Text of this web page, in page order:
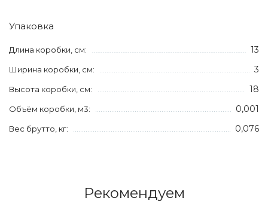
Упаковка
Длина коробки, см: 13
Ширина коробки, см: 3
Высота коробки, см: 18
Объём коробки, м3: 0,001
Вес брутто, кг: 0,076
Рекомендуем